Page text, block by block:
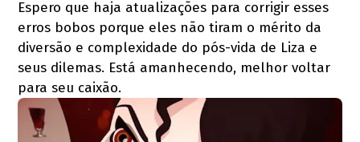
Espero que haja atualizações para corrigir esses
erros bobos porque eles não tiram o mérito da
diversão e complexidade do pós-vida de Liza e
seus dilemas. Está amanhecendo, melhor voltar
para seu caixão.